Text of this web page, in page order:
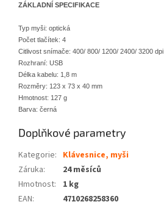
ZÁKLADNÍ SPECIFIKACE
Typ myši: optická
Počet tlačítek: 4
Citlivost snímače: 400/ 800/ 1200/ 2400/ 3200 dpi
Rozhraní: USB
Délka kabelu: 1,8 m
Rozměry: 123 x 73 x 40 mm
Hmotnost: 127 g
Barva: černá
Doplňkové parametry
Kategorie: Klávesnice, myši
Záruka:
24 měsíců
Hmotnost:
1 kg
EAN: 4710268258360